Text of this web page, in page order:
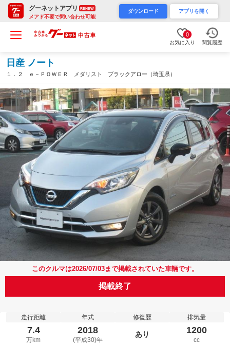
グーネットアプリ RENEW
メアド不要で問い合わせ可能
ダウンロード アプリを開く
0
お気に入り 閲覧履歴
日産 ノート
１．２ ｅ－ＰＯＷＥＲ メダリスト ブラックアロー（埼玉県）
このクルマは2026/07/03まで掲載されていた車輛です。
掲載終了
走行距離
7.4
万km
年式
2018
(平成30)年
修復歴
あり
排気量
1200
cc